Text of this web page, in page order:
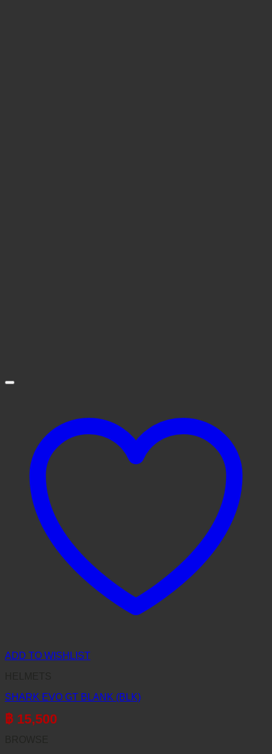
ADD TO WISHLIST
SHARK EVO GT BLANK (BLK)
฿ 15,500